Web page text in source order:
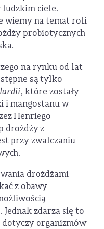
ciele.
wiemy na temat roli
probiotycznych
na rynku od lat
są tylko
, które zostały
i mangostanu w
Henriego
drożdży z
przy zwalczaniu
drożdżami
z obawy
zdarza się to
organizmów